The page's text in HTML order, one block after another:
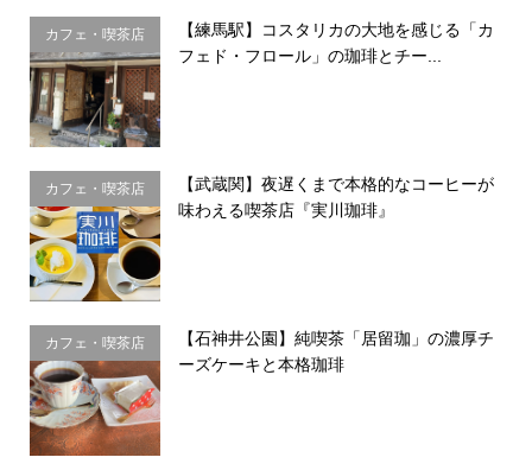
カフェ・喫茶店
【練馬駅】コスタリカの大地を感じる「カ
フェド・フロール」の珈琲とチー...
カフェ・喫茶店
【武蔵関】夜遅くまで本格的なコーヒーが
味わえる喫茶店『実川珈琲』
カフェ・喫茶店
【石神井公園】純喫茶「居留珈」の濃厚チ
ーズケーキと本格珈琲